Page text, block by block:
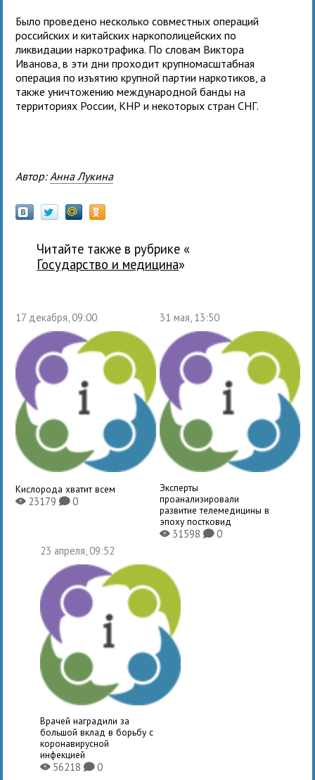
Было проведено несколько совместных операций
российских и китайских наркополицейских по
ликвидации наркотрафика. По словам Виктора
Иванова, в эти дни проходит крупномасштабная
операция по изъятию крупной партии наркотиков, а
также уничтожению международной банды на
территориях России, КНР и некоторых стран СНГ.
Автор: Анна Лукина
Читайте также в рубрике «
государство и медицина»
17 декабря, 09:00
Кислорода хватит всем
X23179K0
31 мая, 13:50
Эксперты
проанализировали
развитие телемедицины в
эпоху постковид
X31598 K0
23 апреля, 09:52
Врачей наградили за
большой вклад в борьбу с
коронавирусной
инфекцией
X56218K0